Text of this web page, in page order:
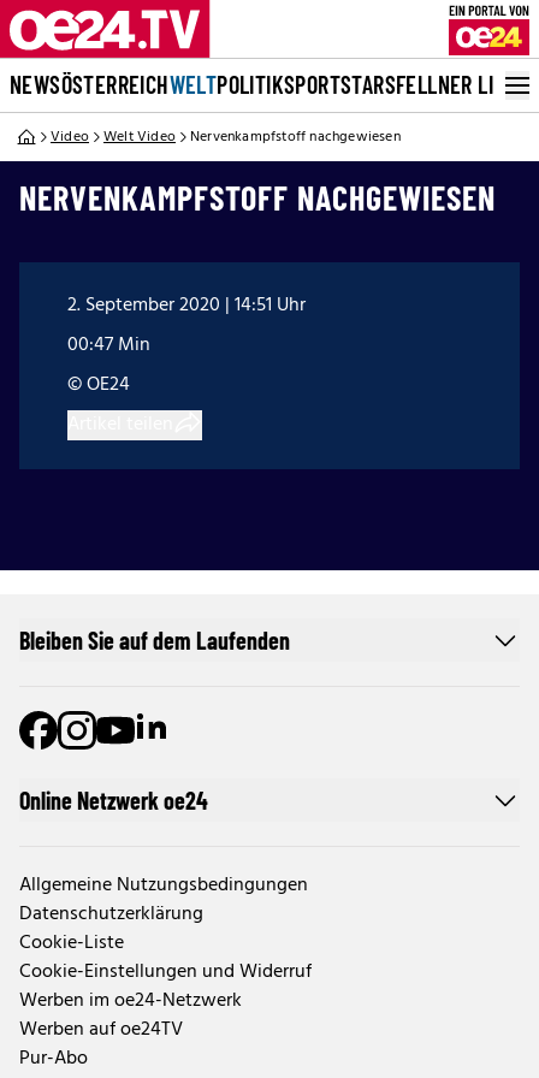
NEWSÖSTERREICHWELTPOLITIKSPORTSTARSFELLNER LIVE
Video Welt Video Nervenkampfstoff nachgewiesen
NERVENKAMPFSTOFF NACHGEWIESEN
2. September 2020 | 14:51 Uhr
00:47 Min
© OE24
Online Netzwerk oe24
Allgemeine Nutzungsbedingungen
Datenschutzerklärung
Cookie-Liste
Cookie-Einstellungen und Widerruf
Werben im oe24-Netzwerk
Werben auf oe24TV
Pur-Abo
Bleiben Sie auf dem Laufenden